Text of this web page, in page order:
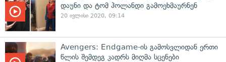
დაუნი და ტომ ჰოლანდი გამოეხმაურნენ
20 ივლისი 2020, 09:14
Avengers: Endgame-ის გამოსვლიდან ერთი
წლის შემდეგ კადრს მიღმა სცენები